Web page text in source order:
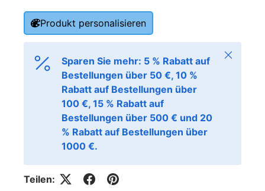
Produkt personalisieren
Sparen Sie mehr: 5 % Rabatt auf
Bestellungen über 50 €, 10 %
Rabatt auf Bestellungen über
100 €, 15 % Rabatt auf
Bestellungen über 500 € und 20
% Rabatt auf Bestellungen über
1000 €.
Schließen
Teilen: